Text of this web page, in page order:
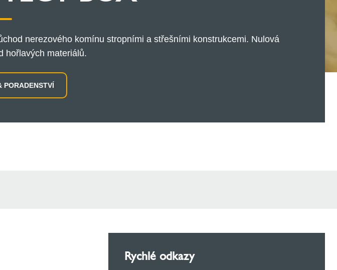
nerezového komínu stropními a střešními konstrukcemi. Nulová
hořlavých materiálů.
PORADENSTVÍ
Rychlé odkazy